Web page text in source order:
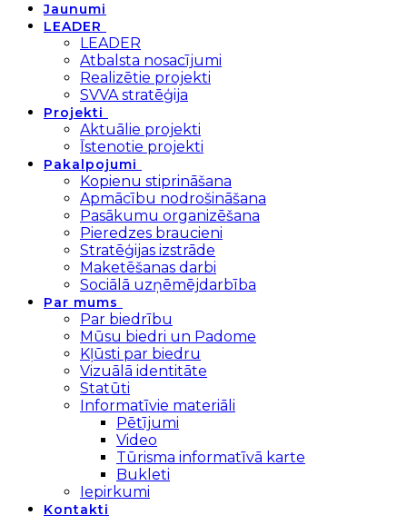
Jaunumi
LEADER
LEADER
Atbalsta nosacījumi
Realizētie projekti
SVVA stratēģija
Projekti
Aktuālie projekti
Īstenotie projekti
Pakalpojumi
Kopienu stiprināšana
Apmācību nodrošināšana
Pasākumu organizēšana
Pieredzes braucieni
Stratēģijas izstrāde
Maketēšanas darbi
Sociālā uzņēmējdarbība
Par mums
Par biedrību
Mūsu biedri un Padome
Kļūsti par biedru
Vizuālā identitāte
Statūti
Informatīvie materiāli
Pētījumi
Video
Tūrisma informatīvā karte
Bukleti
Iepirkumi
Kontakti